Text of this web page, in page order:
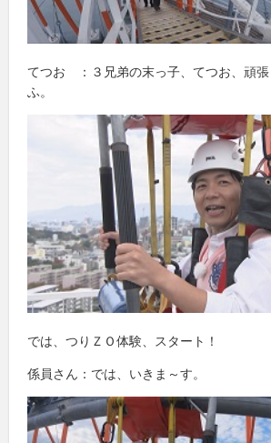
てつお ：３兄弟の末っ子、てつお、頑張
ふ。
では、つりＺＯ体験、スタート！
係員さん：では、いきま～す。